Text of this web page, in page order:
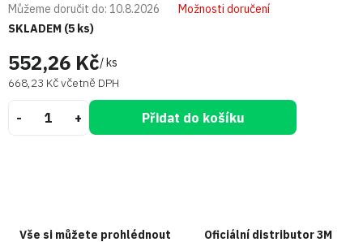
552,26 Kč/ ks
668,23 Kč včetně DPH
SKLADEM (5 ks)
Můžeme doručit do: 10.8.2026 Možnosti doručení
Přidat do košíku
Vše si můžete prohlédnout
Oficiální distributor 3M